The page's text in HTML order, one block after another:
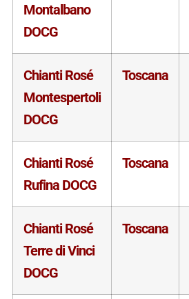
Montalbano
DOCG
Chianti Rosé
Montespertoli
DOCG
Toscana
Chianti Rosé
Rufina DOCG
Toscana
Chianti Rosé
Terre di Vinci
DOCG
Toscana